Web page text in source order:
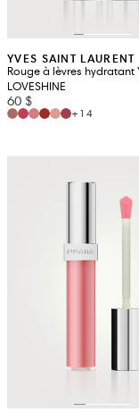
YVES SAINT LAURENT
Rouge à lèvres hydratant
LOVESHINE
60 $
+14